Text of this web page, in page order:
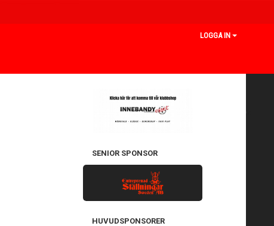
LOGGA IN
SENIOR SPONSOR
HUVUDSPONSORER